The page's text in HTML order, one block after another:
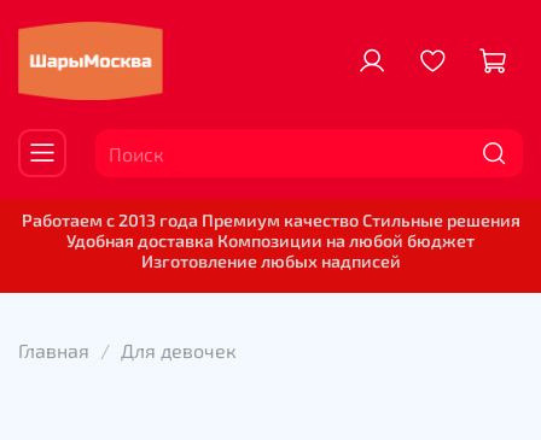
Работаем с 2013 года Премиум качество Стильные решения
Удобная доставка Композиции на любой бюджет
Изготовление любых надписей
Главная Для девочек